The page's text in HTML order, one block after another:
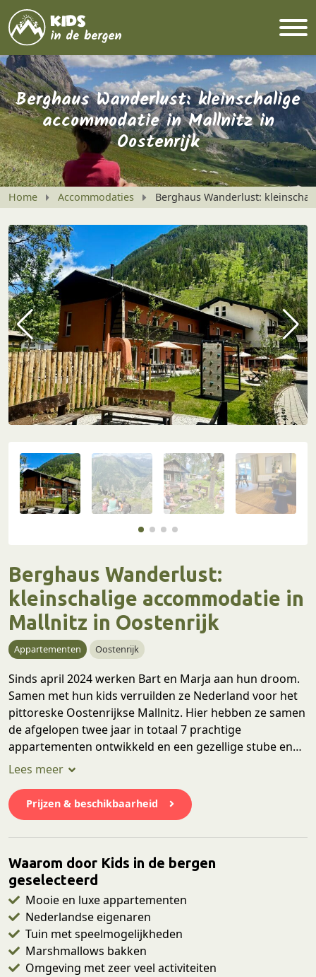
Berghaus Wanderlust: kleinschalige
accommodatie in Mallnitz in
Oostenrijk
Home Accommodaties Berghaus Wanderlust:
Berghaus Wanderlust:
kleinschalige accommodatie in
Mallnitz in Oostenrijk
Appartementen Oostenrijk
Sinds april 2024 werken Bart en Marja aan hun droom.
Samen met hun kids verruilden ze Nederland voor het
pittoreske Oostenrijkse Mallnitz. Hier hebben ze samen
de afgelopen twee jaar in totaal 7 prachtige
appartementen ontwikkeld en een gezellige stube en
eetzaal volgen later dit jaar. Hier verblijf je met de hele
tot 7 personen. Naast de speelmogelijkheden in de
mooie tuin is er in de omgeving het hele jaar erg veel te
Amadé skigebied.
Prijzen & beschikbaarheid
Waarom door Kids in de bergen
geselecteerd
Mooie en luxe appartementen
Nederlandse eigenaren
Tuin met speelmogelijkheden
Marshmallows bakken
Omgeving met zeer veel activiteiten